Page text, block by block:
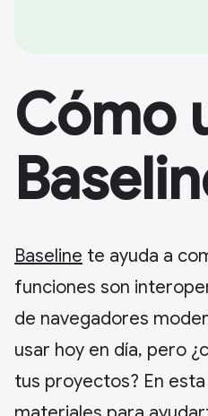
Cómo
Baseline te ayuda a
funciones son
de navegadores
usar hoy en día, pero
tus proyectos? En